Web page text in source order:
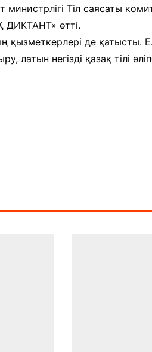
Тіл саясаты
ДИКТАНТ» өтті.
де қатысты.
негізді қазақ тілі